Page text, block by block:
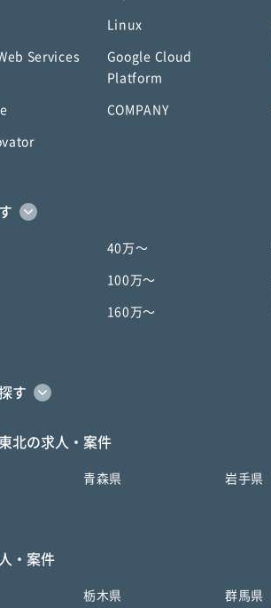
Linux
Services
Google Cloud
Platform
COMPANY
40万〜
100万〜
160万〜
す
北の求人・案件
青森県 岩手県
・案件
栃木県 群馬県